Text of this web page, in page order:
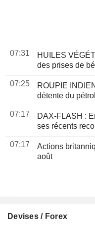
07:31
HUILES
des prises de
07:25
ROUPIE
détente du
07:17
DAX-FLASH :
ses récents
07:17
Actions
août
Devises / Forex